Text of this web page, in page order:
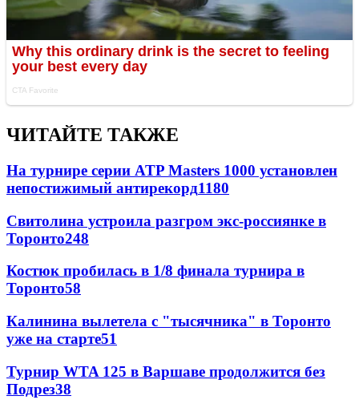
ЧИТАЙТЕ ТАКЖЕ
На турнире серии ATP Masters 1000 установлен
непостижимый антирекорд1180
Свитолина устроила разгром экс-россиянке в
Торонто248
Костюк пробилась в 1/8 финала турнира в
Торонто58
Калинина вылетела с "тысячника" в Торонто
уже на старте51
Турнир WTA 125 в Варшаве продолжится без
Подрез38